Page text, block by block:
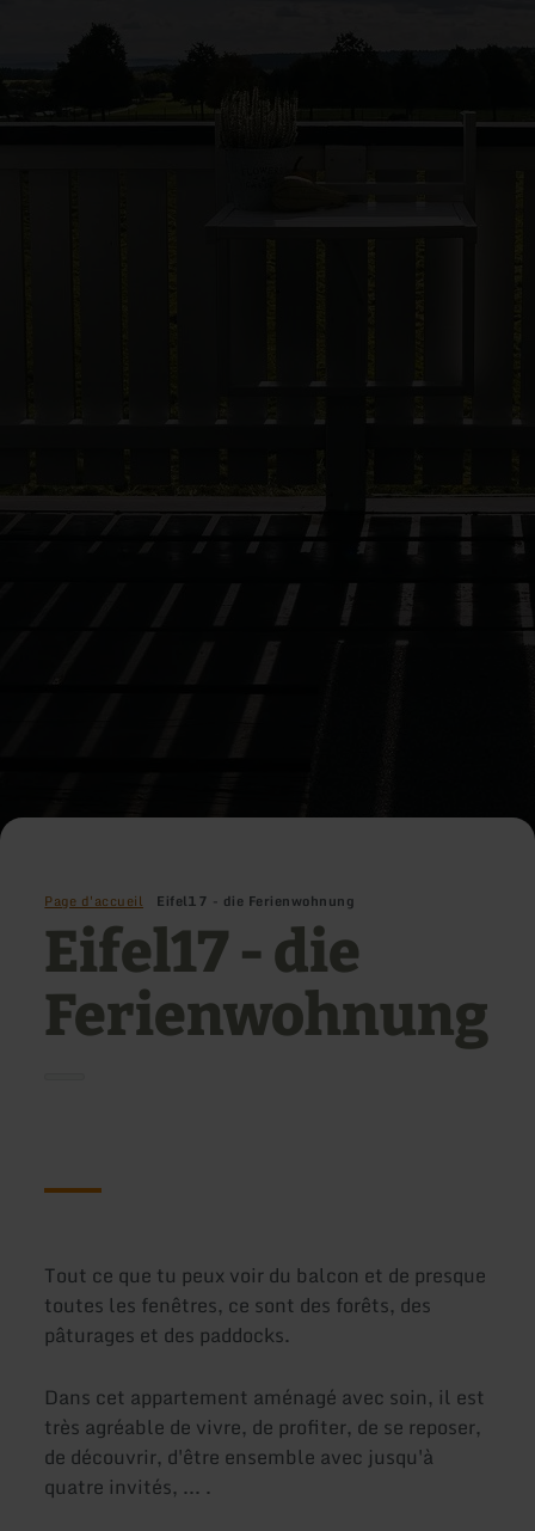
Page d'accueil Eifel17 - die Ferienwohnung
Eifel17 - die
Ferienwohnung
Tout ce que tu peux voir du balcon et de presque
toutes les fenêtres, ce sont des forêts, des
pâturages et des paddocks.
Dans cet appartement aménagé avec soin, il est
très agréable de vivre, de profiter, de se reposer,
de découvrir, d'être ensemble avec jusqu'à
quatre invités, ... .